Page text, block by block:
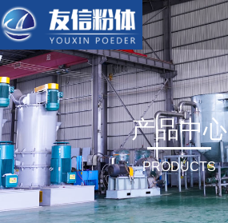
产品中心
PRODUCTS